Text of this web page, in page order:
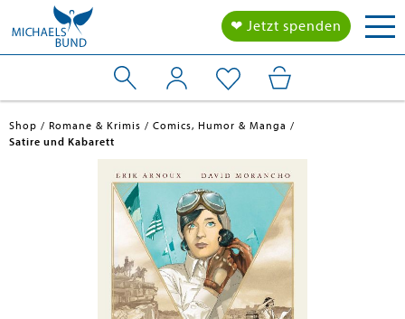
❤ Jetzt spenden
Shop Romane & Krimis
Comics, Humor & Manga
Satire und Kabarett